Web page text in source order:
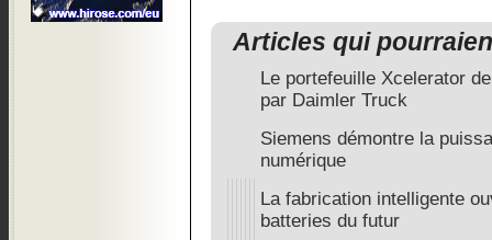
Articles qui
Le portefeuille Xcelerator
par Daimler Truck
Siemens démontre la
numérique
La fabrication intelligente
batteries du futur